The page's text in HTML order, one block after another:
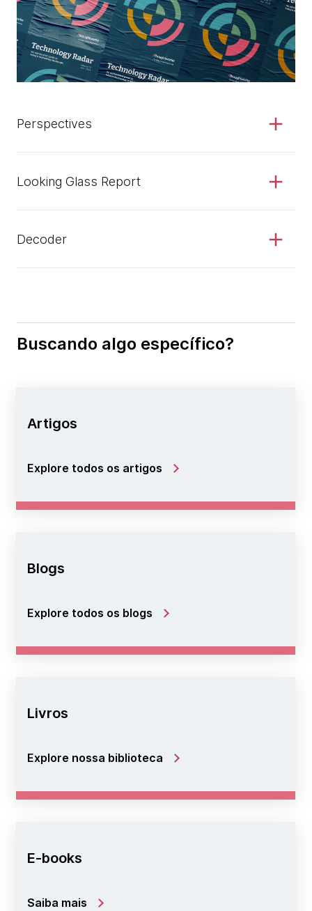
Perspectives
Looking Glass Report
Decoder
Buscando algo específico?
Artigos
Explore todos os artigos
Blogs
Explore todos os blogs
Livros
Explore nossa biblioteca
E-books
Saiba mais